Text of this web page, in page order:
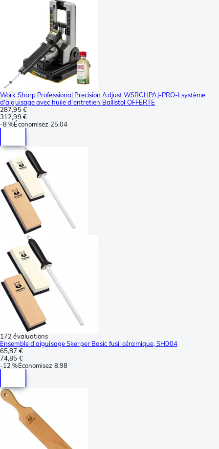
Work Sharp Professional Precision Adjust WSBCHPAJ-PRO-I système
d'aiguisage avec huile d'entretien Ballistol OFFERTE
287,95 €
312,99 €
-8 %Économisez 25,04
172 évaluations
Ensemble d'aiguisage Skerper Basic fusil céramique, SH004
65,87 €
74,85 €
-12 %Économisez 8,98